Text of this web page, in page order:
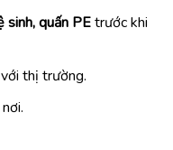
sinh, quấn PEtrước khi
thị trường.